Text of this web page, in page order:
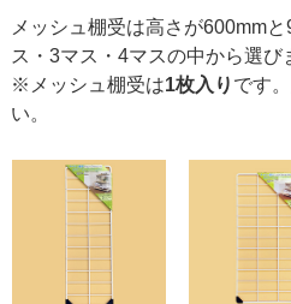
メッシュ棚受は高さが600mm
ス・3マス・4マスの中から選び
※メッシュ棚受は1枚入り です
い。